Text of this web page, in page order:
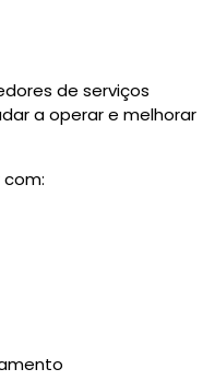
de serviços
a operar e melhorar
com: